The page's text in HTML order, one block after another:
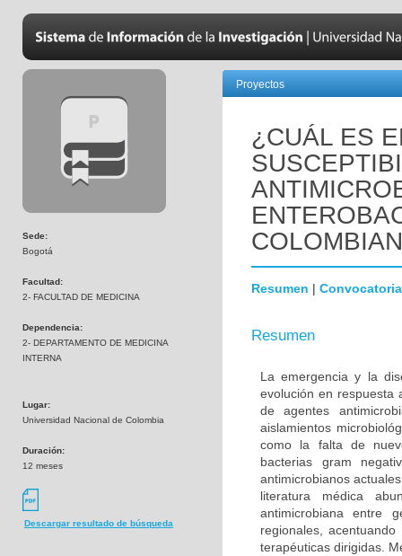
Sede:
Bogotá
Facultad:
2- FACULTAD DE MEDICINA
Dependencia:
2- DEPARTAMENTO DE MEDICINA
INTERNA
Lugar:
Universidad Nacional de Colombia
Duración:
12 meses
Descargar resultado de búsqueda
Proyectos
¿CUÁL ES
Resumen | Convocatoria
Resumen
La emergencia y la
evolución en respuesta
de agentes
aislamientos
como la falta de
bacterias gram
antimicrobianos
literatura médica
antimicrobiana entre
regionales,
terapéuticas dirigidas.